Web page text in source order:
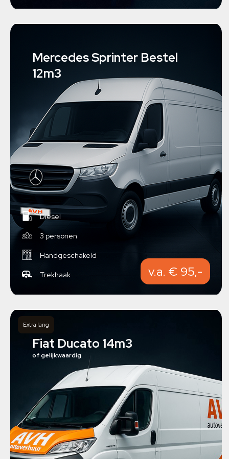
Mercedes Sprinter Bestel
12m3
Diesel
3 personen
Handgeschakeld
Trekhaak v.a. € 95,-
Extra lang
Fiat Ducato 14m3
of gelijkwaardig